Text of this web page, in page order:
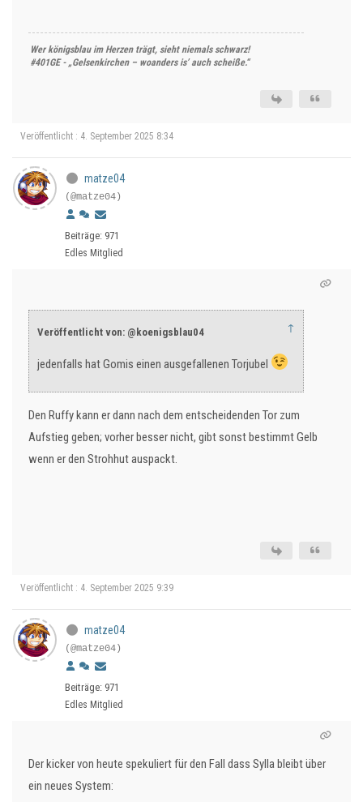
Wer königsblau im Herzen trägt, sieht niemals schwarz!
#401GE - „Gelsenkirchen – woanders is’ auch scheiße.“
Veröffentlicht : 4. September 2025 8:34
matze04
(@matze04)
Beiträge: 971
Edles Mitglied
Veröffentlicht von: @koenigsblau04 ↑
jedenfalls hat Gomis einen ausgefallenen Torjubel
Den Ruffy kann er dann nach dem entscheidenden Tor zum
Aufstieg geben; vorher besser nicht, gibt sonst bestimmt Gelb
wenn er den Strohhut auspackt.
Veröffentlicht : 4. September 2025 9:39
matze04
(@matze04)
Beiträge: 971
Edles Mitglied
Der kicker von heute spekuliert für den Fall dass Sylla bleibt über
ein neues System: